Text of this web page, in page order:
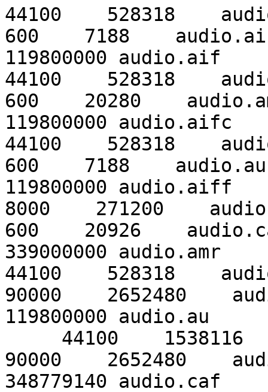
44100    528318
600    7188
119800000
44100    528318
600    20280
119800000
44100    528318
600    7188
119800000
8000    271200
600    20926
339000000
44100    528318
90000    2652480
119800000 audio.au
90000    2652480
348779140 audio.caf